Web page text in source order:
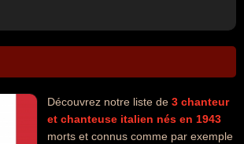
Découvrez notre liste de 3 chanteur
et chanteuse italien nés en 1943
morts et connus comme par exemple